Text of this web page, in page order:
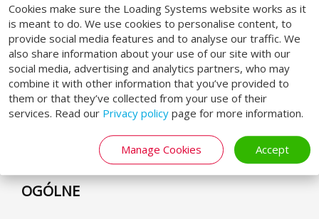
Cookies make sure the Loading Systems website works as it
is meant to do. We use cookies to personalise content, to
provide social media features and to analyse our traffic. We
also share information about your use of our site with our
social media, advertising and analytics partners, who may
combine it with other information that you’ve provided to
them or that they’ve collected from your use of their
services. Read our Privacy policy page for more information.
Manage Cookies Accept
MEDIA SPOŁECZNOŚCIOWE
OGÓLNE